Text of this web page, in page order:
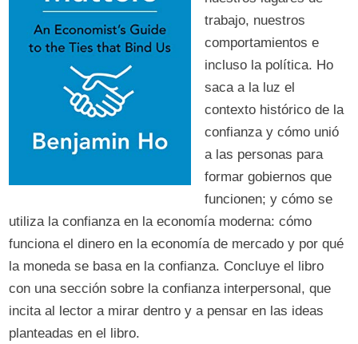
trabajo, nuestros
comportamientos e
incluso la política. Ho
saca a la luz el
contexto histórico de la
confianza y cómo unió
a las personas para
formar gobiernos que
funcionen; y cómo se
utiliza la confianza en la economía moderna: cómo
funciona el dinero en la economía de mercado y por qué
la moneda se basa en la confianza. Concluye el libro
con una sección sobre la confianza interpersonal, que
incita al lector a mirar dentro y a pensar en las ideas
planteadas en el libro.